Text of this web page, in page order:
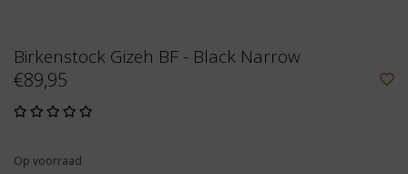
Birkenstock Gizeh BF - Black Narrow
€89,95
Op voorraad